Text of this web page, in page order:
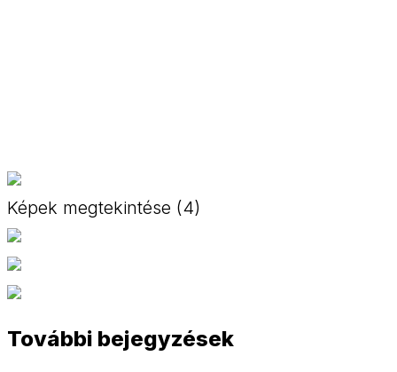
Képek megtekintése (4)
További bejegyzések